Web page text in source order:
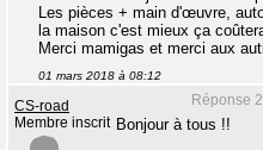
Les pièces + main d'œuvre,
la maison c'est mieux ça
Merci mamigas et merci aux
01 mars 2018 à 08:12
Réponse
CS-road
Membre inscrit Bonjour à tous !!